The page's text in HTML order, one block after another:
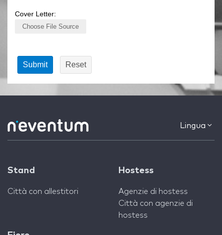
Cover Letter:
Choose File Source
Lingua
Stand
Città con allestitori
Hostess
Agenzie di hostess
Città con agenzie di
hostess